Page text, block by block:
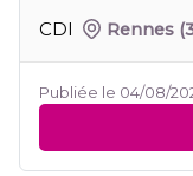
CDI
Rennes
Publiée le 04/08/